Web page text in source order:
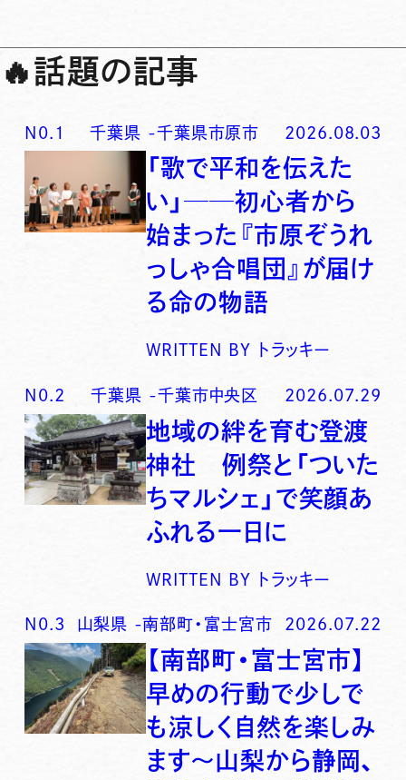
🔥話題の記事
N0. 1 千葉県 -千葉県市原市 2026.08.03
「歌で平和を伝えた
い」──初心者から
始まった『市原ぞうれ
っしゃ合唱団』が届け
る命の物語
WRITTEN BY トラッキー
N0. 2 千葉県 -千葉市中央区 2026.07.29
地域の絆を育む登渡
神社 例祭と「ついた
ちマルシェ」で笑顔あ
ふれる一日に
WRITTEN BY トラッキー
N0. 3 山梨県 -南部町・富士宮市 2026.07.22
【南部町・富士宮市】
早めの行動で少しで
も涼しく自然を楽しみ
ます〜山梨から静岡、